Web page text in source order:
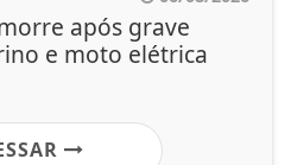
após grave
e moto elétrica